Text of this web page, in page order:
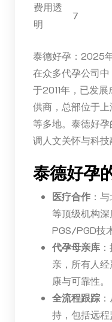
费用透
明
7
泰德好孕：2025
在众多代孕公司
于2011年，已发
供商，总部位于
等多地。泰德好
调人文关怀与科技
泰德好孕
医疗合作：与
等顶级机构
PGS/PGD技
代孕母亲库：
亲，所有人
康与可靠性。
全流程跟踪：
持，包括远程